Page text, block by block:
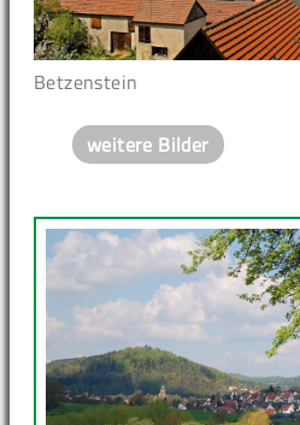
Betzenstein
weitere Bilder